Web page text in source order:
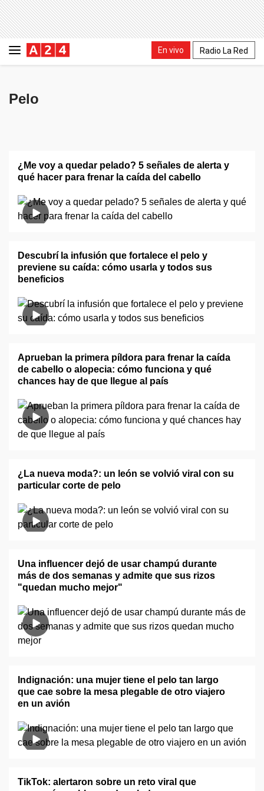
En vivo Radio La Red
Pelo
¿Me voy a quedar pelado? 5 señales de alerta y
qué hacer para frenar la caída del cabello
Descubrí la infusión que fortalece el pelo y
previene su caída: cómo usarla y todos sus
beneficios
Aprueban la primera píldora para frenar la caída
de cabello o alopecia: cómo funciona y qué
chances hay de que llegue al país
¿La nueva moda?: un león se volvió viral con su
particular corte de pelo
Una influencer dejó de usar champú durante
más de dos semanas y admite que sus rizos
"quedan mucho mejor"
Indignación: una mujer tiene el pelo tan largo
que cae sobre la mesa plegable de otro viajero
en un avión
TikTok: alertaron sobre un reto viral que